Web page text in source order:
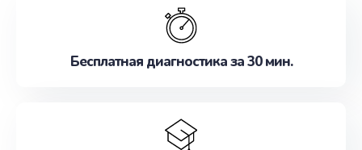
наилучшим образом. Не медлите записаться на
Бесплатная диагностика за 30 мин.